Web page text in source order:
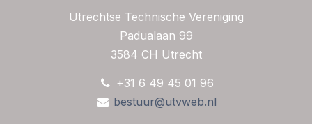
Utrechtse Technische Vereniging
Padualaan 99
3584 CH Utrecht
+31 6 49 45 01 96
bestuur@utvweb.nl